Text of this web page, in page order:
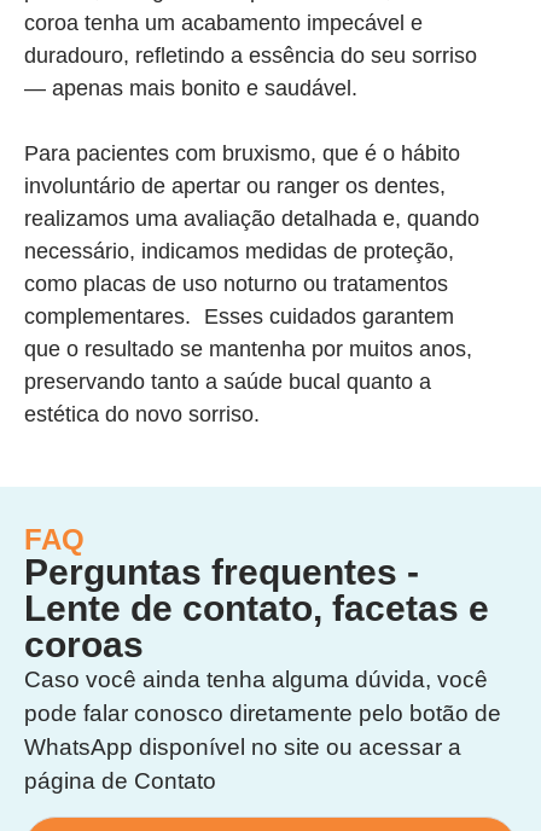
coroa tenha um acabamento impecável e
duradouro, refletindo a essência do seu sorriso
— apenas mais bonito e saudável.
Para pacientes com bruxismo, que é o hábito
involuntário de apertar ou ranger os dentes,
realizamos uma avaliação detalhada e, quando
necessário, indicamos medidas de proteção,
como placas de uso noturno ou tratamentos
complementares. Esses cuidados garantem
que o resultado se mantenha por muitos anos,
preservando tanto a saúde bucal quanto a
estética do novo sorriso.
FAQ
Perguntas frequentes -
Lente de contato, facetas e
coroas
Caso você ainda tenha alguma dúvida, você
pode falar conosco diretamente pelo botão de
WhatsApp disponível no site ou acessar a
página de Contato